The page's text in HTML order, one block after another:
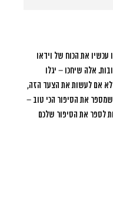
עכשיו את הכוח של וידאו
אלה שיחכו – יגלו
אם לעשות את הצעד הזה,
שמספר את הסיפור הכי טוב –
לספר את הסיפור שלכם